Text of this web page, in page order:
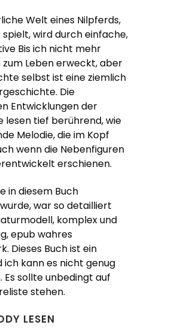
Welt eines Nilpferds,
wird durch einfache,
Bis ich nicht mehr
Leben erweckt, aber
selbst ist eine ziemlich
Die
Entwicklungen der
lesen tief berührend, wie
Melodie, die im Kopf
wenn die Nebenfiguren
erschienen.
in diesem Buch
war so detailliert
komplex und
epub wahres
Dieses Buch ist ein
ich kann es nicht genug
Es sollte unbedingt auf
stehen.
LESEN